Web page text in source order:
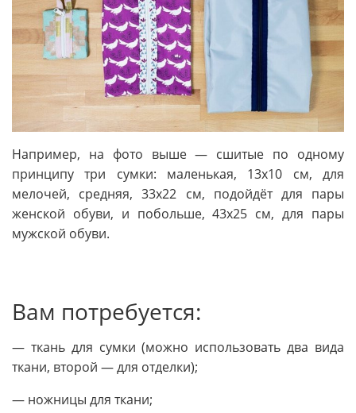
Например, на фото выше — сшитые по одному
принципу три сумки: маленькая, 13х10 см, для
мелочей, средняя, 33х22 см, подойдёт для пары
женской обуви, и побольше, 43х25 см, для пары
мужской обуви.
Вам потребуется:
— ткань для сумки (можно использовать два вида
ткани, второй — для отделки);
— ножницы для ткани;